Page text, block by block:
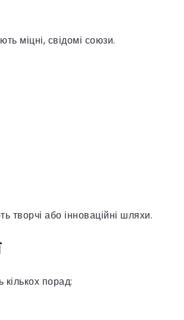
міцні, свідомі союзи.
або інноваційні шляхи.
порад: